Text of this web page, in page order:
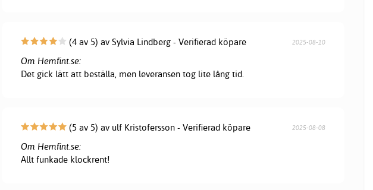
(4 av 5) av Sylvia Lindberg - Verifierad köpare 2025-08-10
Om Hemfint.se:
Det gick lätt att beställa, men leveransen tog lite lång tid.
(5 av 5) av ulf Kristofersson - Verifierad köpare 2025-08-08
Om Hemfint.se:
Allt funkade klockrent!